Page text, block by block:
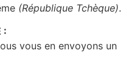
(République Tchèque).
:
vous en envoyons un